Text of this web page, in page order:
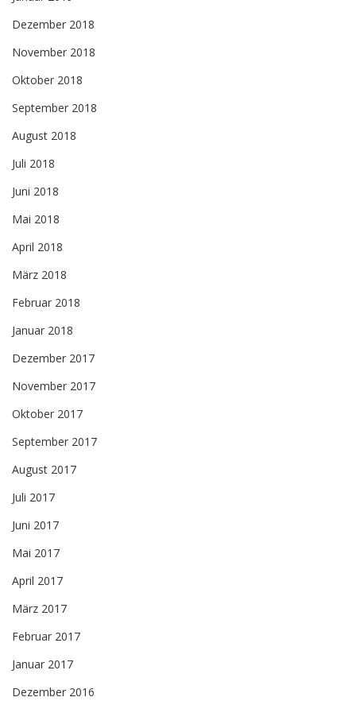
Dezember 2018
November 2018
Oktober 2018
September 2018
August 2018
Juli 2018
Juni 2018
Mai 2018
April 2018
März 2018
Februar 2018
Januar 2018
Dezember 2017
November 2017
Oktober 2017
September 2017
August 2017
Juli 2017
Juni 2017
Mai 2017
April 2017
März 2017
Februar 2017
Januar 2017
Dezember 2016